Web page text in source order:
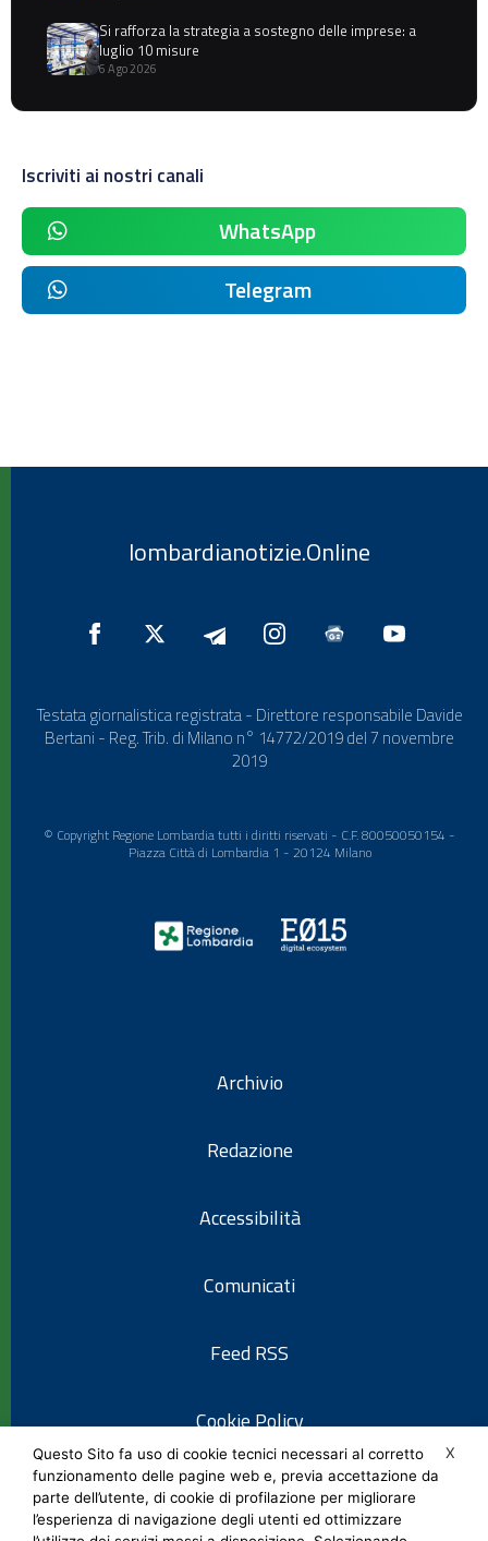
Si rafforza la strategia a sostegno delle imprese: a
luglio 10 misure
6 Ago 2026
Iscriviti ai nostri canali
WhatsApp
Telegram
lombardianotizie.Online
Testata giornalistica registrata - Direttore responsabile Davide
Bertani - Reg. Trib. di Milano n° 14772/2019 del 7 novembre
2019
© Copyright Regione Lombardia tutti i diritti riservati - C.F. 80050050154 -
Piazza Città di Lombardia 1 - 20124 Milano
Archivio
Redazione
Accessibilità
Comunicati
Feed RSS
Cookie Policy
Informativa privacy
X
Questo Sito fa uso di cookie tecnici necessari al corretto
funzionamento delle pagine web e, previa accettazione da
parte dell’utente, di cookie di profilazione per migliorare
l’esperienza di navigazione degli utenti ed ottimizzare